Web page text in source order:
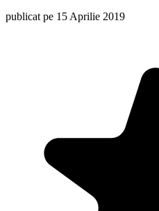
publicat pe 15 Aprilie 2019